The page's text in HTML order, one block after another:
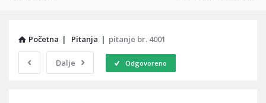
Početna | Pitanja | pitanje br. 4001
Dalje Odgovoreno